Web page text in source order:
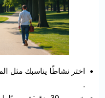
اختر نشاطًا يناسبك مثل
.